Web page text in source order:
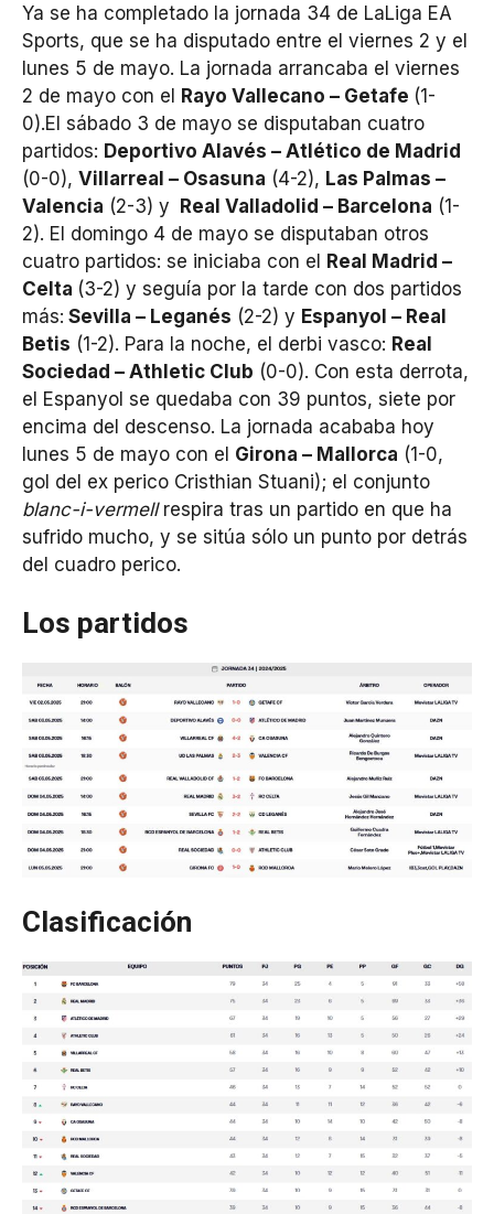
Ya se ha completado la jornada 34 de LaLiga EA
Sports, que se ha disputado entre el viernes 2 y el
lunes 5 de mayo. La jornada arrancaba el viernes
2 de mayo con el Rayo Vallecano – Getafe (1-
0).El sábado 3 de mayo se disputaban cuatro
partidos: Deportivo Alavés – Atlético de Madrid
(0-0), Villarreal – Osasuna (4-2), Las Palmas –
Valencia (2-3) y Real Valladolid – Barcelona (1-
2). El domingo 4 de mayo se disputaban otros
cuatro partidos: se iniciaba con el Real Madrid –
Celta (3-2) y seguía por la tarde con dos partidos
más: Sevilla – Leganés (2-2) y Espanyol – Real
Betis (1-2). Para la noche, el derbi vasco: Real
Sociedad – Athletic Club (0-0). Con esta derrota,
el Espanyol se quedaba con 39 puntos, siete por
encima del descenso. La jornada acababa hoy
lunes 5 de mayo con el Girona – Mallorca (1-0,
gol del ex perico Cristhian Stuani); el conjunto
blanc-i-vermellrespira tras un partido en que ha
sufrido mucho, y se sitúa sólo un punto por detrás
del cuadro perico.
Los partidos
Clasificación